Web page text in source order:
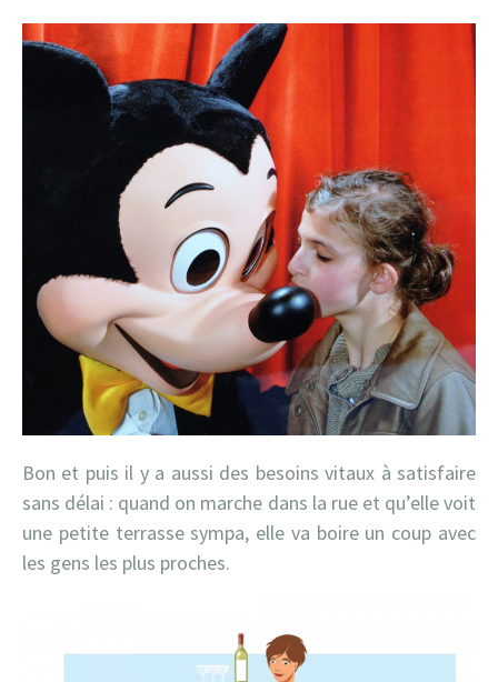
Bon et puis il y a aussi des besoins vitaux à satisfaire
sans délai : quand on marche dans la rue et qu’elle voit
une petite terrasse sympa, elle va boire un coup avec
les gens les plus proches.